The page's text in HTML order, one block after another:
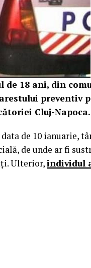
18 ani, din
preventiv
Cluj-Napoca.
de 10 ianuarie,
de unde ar fi
Ulterior,individul